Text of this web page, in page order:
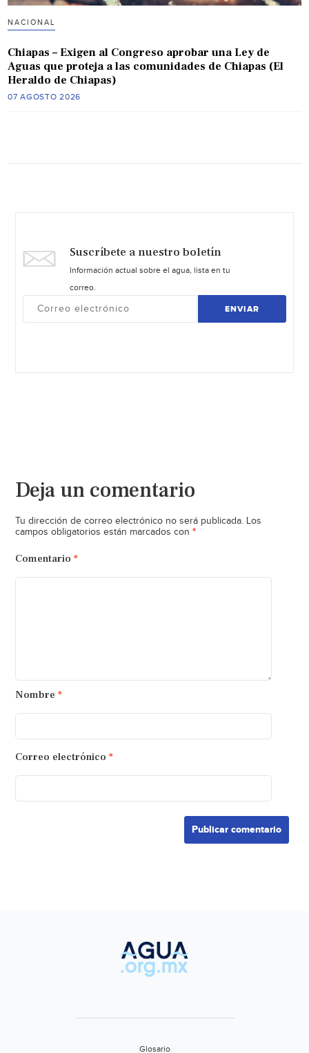
NACIONAL
Chiapas – Exigen al Congreso aprobar una Ley de
Aguas que proteja a las comunidades de Chiapas (El
Heraldo de Chiapas)
07 AGOSTO 2026
Suscríbete a nuestro boletín
Información actual sobre el agua, lista en tu
correo.
ENVIAR
Deja un comentario
Tu dirección de correo electrónico no será publicada. Los
campos obligatorios están marcados con *
Comentario *
Nombre *
Correo electrónico *
Glosario